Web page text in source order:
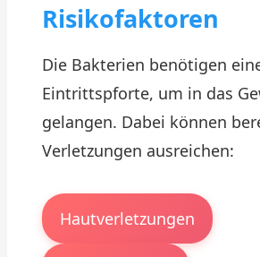
Risikofaktoren
Die Bakterien benötigen
Eintrittspforte, um in das
gelangen. Dabei können
Verletzungen ausreichen:
Hautverletzungen